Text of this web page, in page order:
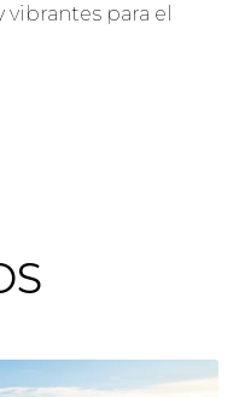
para el